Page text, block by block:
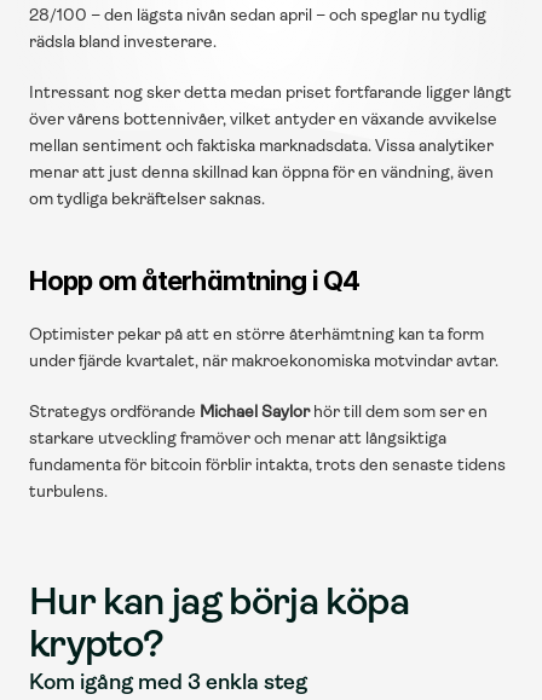
28/100 – den lägsta nivån sedan april – och speglar nu tydlig
rädsla bland investerare.
Intressant nog sker detta medan priset fortfarande ligger långt
över vårens bottennivåer, vilket antyder en växande avvikelse
mellan sentiment och faktiska marknadsdata. Vissa analytiker
menar att just denna skillnad kan öppna för en vändning, även
om tydliga bekräftelser saknas.
Hopp om återhämtning i Q4
Optimister pekar på att en större återhämtning kan ta form
under fjärde kvartalet, när makroekonomiska motvindar avtar.
Strategys ordförande Michael Saylor hör till dem som ser en
starkare utveckling framöver och menar att långsiktiga
fundamenta för bitcoin förblir intakta, trots den senaste tidens
turbulens.
Hur kan jag börja köpa
krypto?
Kom igång med 3 enkla steg